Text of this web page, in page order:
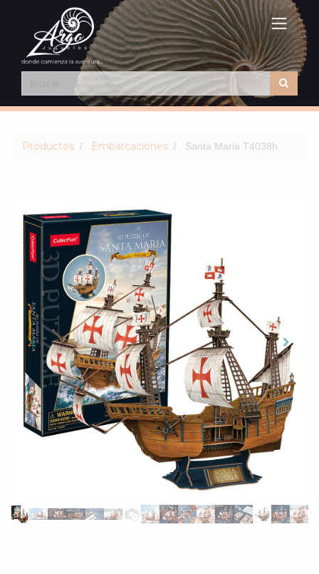
Productos Embarcaciones Santa Maria T4038h